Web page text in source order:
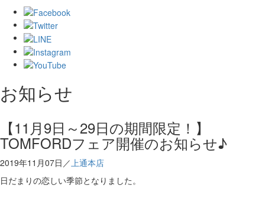
お知らせ
【11月9日～29日の期間限定！】
TOMFORDフェア開催のお知らせ♪
2019年11月07日／上通本店
日だまりの恋しい季節となりました。